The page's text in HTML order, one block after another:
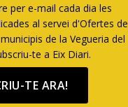
per e-mail cada dia les
al servei d'Ofertes de
de la Vegueria del
te a Eix Diari.
TE ARA!